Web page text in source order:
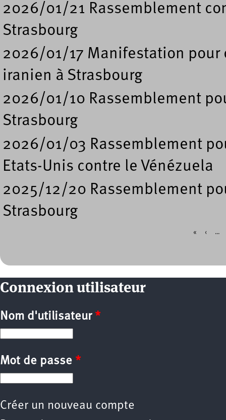
2026/01/21 Rassemblement
Strasbourg
2026/01/17 Manifestation pour
iranien à Strasbourg
2026/01/10 Rassemblement
Strasbourg
2026/01/03 Rassemblement
Etats-Unis contre le Vénézuela
2025/12/20 Rassemblement
Strasbourg
« ‹ …
Connexion utilisateur
Nom d'utilisateur *
Mot de passe *
Créer un nouveau compte